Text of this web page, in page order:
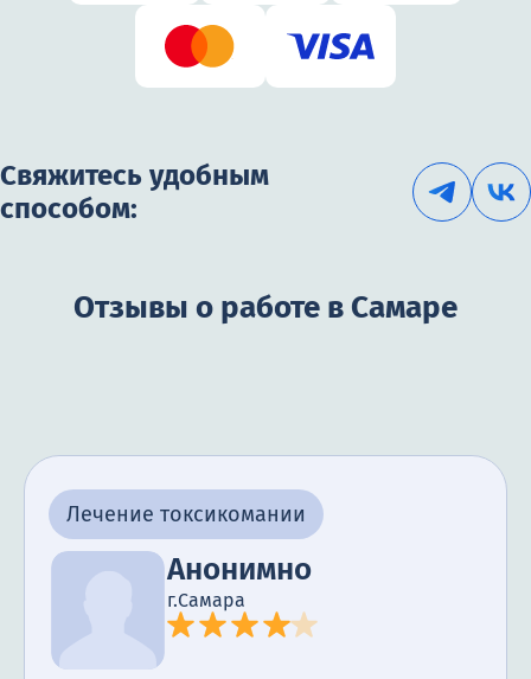
Свяжитесь удобным
способом:
Отзывы о работе в Самаре
Лечение токсикомании
Анонимно
г.Самара